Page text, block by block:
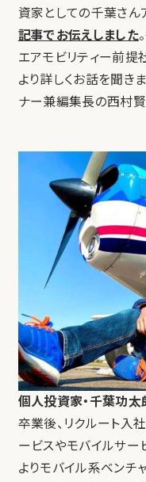
資家としての千葉さん
記事でお伝えしました
エアモビリティー前提
より詳しくお話を聞き
ナー兼編集長の西村賢
個人投資家・千葉功太郎
卒業後、リクルート入
ービスやモバイルサー
よりモバイル系ベンチ